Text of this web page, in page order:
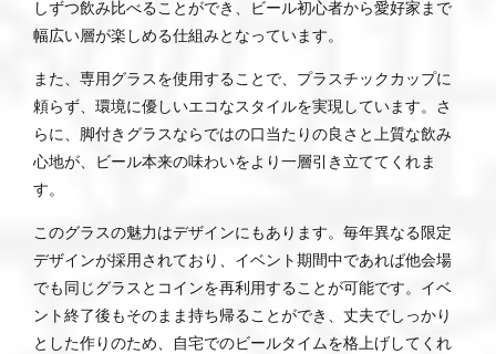
しずつ飲み比べることができ、ビール初心者から愛好家まで
幅広い層が楽しめる仕組みとなっています。
また、専用グラスを使用することで、プラスチックカップに
頼らず、環境に優しいエコなスタイルを実現しています。さ
らに、脚付きグラスならではの口当たりの良さと上質な飲み
心地が、ビール本来の味わいをより一層引き立ててくれま
す。
このグラスの魅力はデザインにもあります。毎年異なる限定
デザインが採用されており、イベント期間中であれば他会場
でも同じグラスとコインを再利用することが可能です。イベ
ント終了後もそのまま持ち帰ることができ、丈夫でしっかり
とした作りのため、自宅でのビールタイムを格上げしてくれ